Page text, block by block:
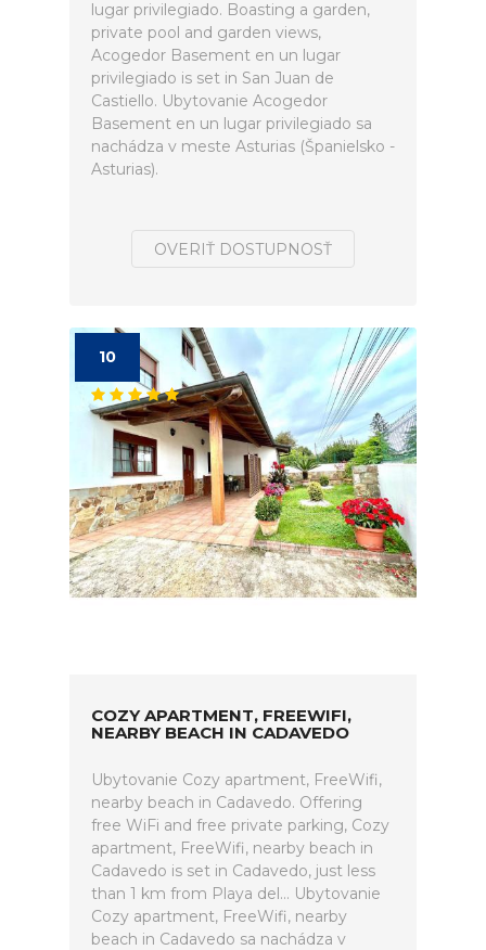
lugar privilegiado. Boasting a garden,
private pool and garden views,
Acogedor Basement en un lugar
privilegiado is set in San Juan de
Castiello. Ubytovanie Acogedor
Basement en un lugar privilegiado sa
nachádza v meste Asturias (Španielsko -
Asturias).
OVERIŤ DOSTUPNOSŤ
10
COZY APARTMENT, FREEWIFI,
NEARBY BEACH IN CADAVEDO
Ubytovanie Cozy apartment, FreeWifi,
nearby beach in Cadavedo. Offering
free WiFi and free private parking, Cozy
apartment, FreeWifi, nearby beach in
Cadavedo is set in Cadavedo, just less
than 1 km from Playa del... Ubytovanie
Cozy apartment, FreeWifi, nearby
beach in Cadavedo sa nachádza v